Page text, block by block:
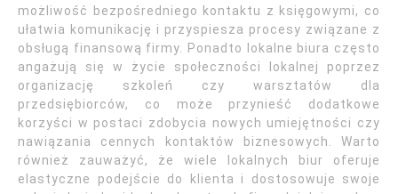
możliwość bezpośredniego kontaktu z księgowymi, co
ułatwia komunikację i przyspiesza procesy związane z
obsługą finansową firmy. Ponadto lokalne biura często
angażują się w życie społeczności lokalnej poprzez
organizację szkoleń czy warsztatów dla
przedsiębiorców, co może przynieść dodatkowe
korzyści w postaci zdobycia nowych umiejętności czy
nawiązania cennych kontaktów biznesowych. Warto
również zauważyć, że wiele lokalnych biur oferuje
elastyczne podejście do klienta i dostosowuje swoje